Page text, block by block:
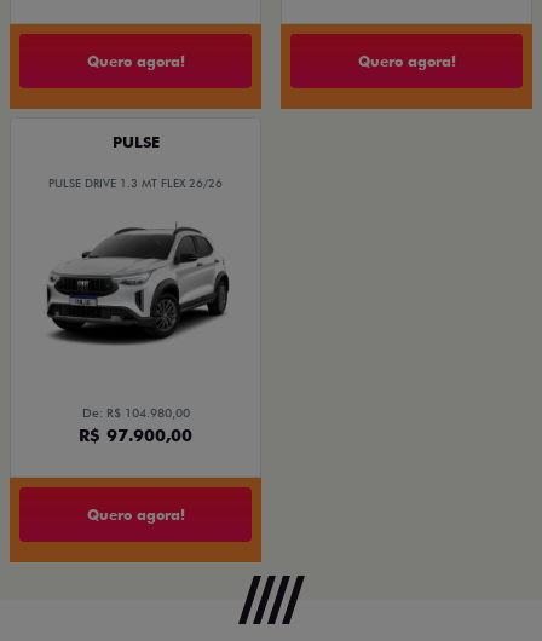
Quero agora! Quero agora!
PULSE
PULSE DRIVE 1.3 MT FLEX 26/26
De: R$ 104.980,00
R$ 97.900,00
Quero agora!